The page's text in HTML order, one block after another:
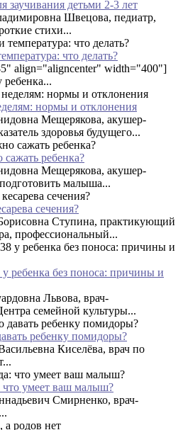
заучивания детьми 2-3 лет
Швецова, педиатр,
стихи...
что делать?
align="aligncenter" width="400"]
ребенка...
нормы и отклонения
Мещерякова, акушер-
здоровья будущего...
ребенка?
Мещерякова, акушер-
малыша...
сечения?
Ступина, практикующий
профессиональный...
ребенка без поноса: причины и
Львова, врач-
семейной культуры...
ребенку помидоры?
Киселёва, врач по
что умеет ваш малыш?
Смирненко, врач-